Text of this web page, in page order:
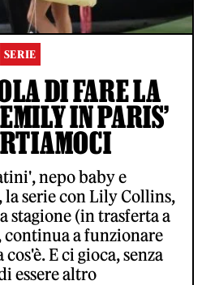
SERIE
DI FARE LA
IN PARIS’
nepo baby e
serie con Lily Collins,
stagione (in trasferta a
continua a funzionare
E ci gioca, senza
essere altro